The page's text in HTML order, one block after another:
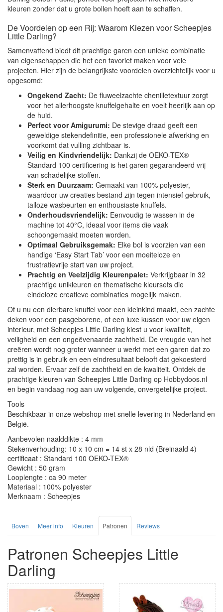
kleuren zonder dat u grote bollen hoeft aan te schaffen.
De Voordelen op een Rij: Waarom Kiezen voor Scheepjes
Little Darling?
Samenvattend biedt dit prachtige garen een unieke combinatie
van eigenschappen die het een favoriet maken voor vele
projecten. Hier zijn de belangrijkste voordelen overzichtelijk voor u
opgesomd:
Ongekend Zacht: De fluweelzachte chenilletextuur zorgt
voor het allerhoogste knuffelgehalte en voelt heerlijk aan op
de huid.
Perfect voor Amigurumi: De stevige draad geeft een
geweldige stekendefinitie, een professionele afwerking en
voorkomt dat vulling zichtbaar is.
Veilig en Kindvriendelijk: Dankzij de OEKO-TEX®
Standard 100 certificering is het garen gegarandeerd vrij
van schadelijke stoffen.
Sterk en Duurzaam: Gemaakt van 100% polyester,
waardoor uw creaties bestand zijn tegen intensief gebruik,
talloze wasbeurten en enthousiaste knuffels.
Onderhoudsvriendelijk: Eenvoudig te wassen in de
machine tot 40°C, ideaal voor items die vaak
schoongemaakt moeten worden.
Optimaal Gebruiksgemak: Elke bol is voorzien van een
handige ‘Easy Start Tab’ voor een moeiteloze en
frustratievrije start van uw project.
Prachtig en Veelzijdig Kleurenpalet: Verkrijgbaar in 32
prachtige unikleuren en thematische kleursets die
eindeloze creatieve combinaties mogelijk maken.
Of u nu een dierbare knuffel voor een kleinkind maakt, een zachte
deken voor een pasgeborene, of een luxe kussen voor uw eigen
interieur, met Scheepjes Little Darling kiest u voor kwaliteit,
veiligheid en een ongeëvenaarde zachtheid. De vreugde van het
creëren wordt nog groter wanneer u werkt met een garen dat zo
prettig is in gebruik en een eindresultaat belooft dat gekoesterd
zal worden. Ervaar zelf de zachtheid en de kwaliteit. Ontdek de
prachtige kleuren van Scheepjes Little Darling op Hobbydoos.nl
en begin vandaag nog aan uw volgende, onvergetelijke project.
Tools
Beschikbaar in onze webshop met snelle levering in Nederland en
België.
Aanbevolen naalddikte : 4 mm
Stekenverhouding: 10 x 10 cm = 14 st x 28 nld (Breinaald 4)
certificaat : Standard 100 OEKO-TEX®
Gewicht : 50 gram
Looplengte : ca 90 meter
Materiaal : 100% polyester
Merknaam : Scheepjes
Boven Meer info Kleuren Patronen Reviews
Patronen Scheepjes Little
Darling